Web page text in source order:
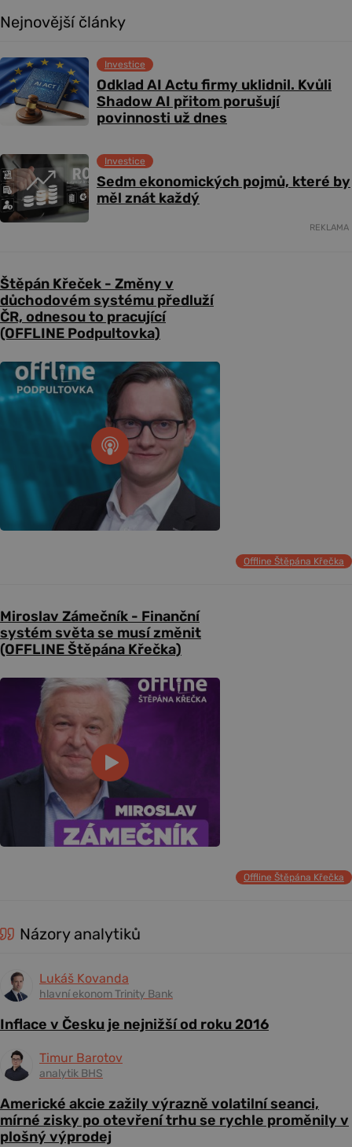
Nejnovější články
Odklad AI Actu firmy uklidnil. Kvůli
Shadow AI přitom porušují
povinnosti už dnes
Investice
Sedm ekonomických pojmů, které by
měl znát každý
Investice
REKLAMA
Štěpán Křeček - Změny v
důchodovém systému předluží
ČR, odnesou to pracující
(OFFLINE Podpultovka)
Offline Štěpána Křečka
Miroslav Zámečník - Finanční
systém světa se musí změnit
(OFFLINE Štěpána Křečka)
Offline Štěpána Křečka
Názory analytiků
Lukáš Kovanda
hlavní ekonom Trinity Bank
Inflace v Česku je nejnižší od roku 2016
Timur Barotov
analytik BHS
Americké akcie zažily výrazně volatilní seanci,
mírné zisky po otevření trhu se rychle proměnily v
plošný výprodej